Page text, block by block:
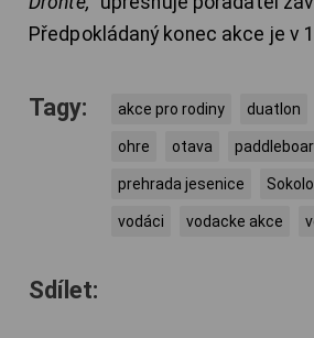
Předpokládaný konec akce je v
Tagy: akce pro rodiny duatlon
ohre otava
prehrada jesenice
vodáci vodacke akce
Sdílet: